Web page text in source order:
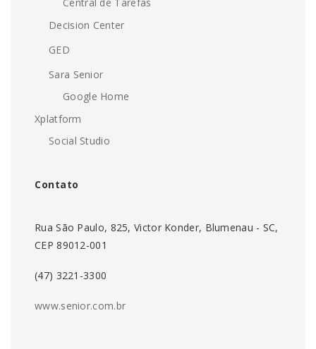
Central de Tarefas
Decision Center
GED
Sara Senior
Google Home
Xplatform
Social Studio
Contato
Rua São Paulo, 825, Victor Konder, Blumenau - SC,
CEP 89012-001
(47) 3221-3300
www.senior.com.br